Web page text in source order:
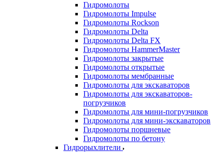
Гидромолоты
Гидромолоты Impulse
Гидромолоты Rockson
Гидромолоты Delta
Гидромолоты Delta FX
Гидромолоты HammerMaster
Гидромолоты закрытые
Гидромолоты открытые
Гидромолоты мембранные
Гидромолоты для экскаваторов
Гидромолоты для экскаваторов-
погрузчиков
Гидромолоты для мини-погрузчиков
Гидромолоты для мини-экскаваторов
Гидромолоты поршневые
Гидромолоты по бетону
Гидрорыхлители